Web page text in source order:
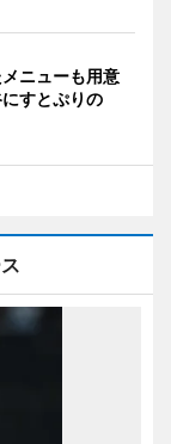
ニューも用意
すとぷりの